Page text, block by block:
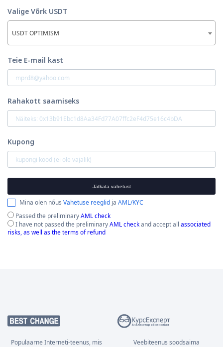
Valige Võrk USDT
USDT OPTIMISM
Teie E-mail kast
Rahakott saamiseks
Kupong
Jätkata vahetust
Mina olen nőus Vahetuse reeglid ja AML/KYC
Passed the preliminaryAML check
I have not passed the preliminaryAML checkand accept all associated
risks, as well as the terms of refund
Populaarne Interneti-teenus, mis
Veebiteenus soodsaima